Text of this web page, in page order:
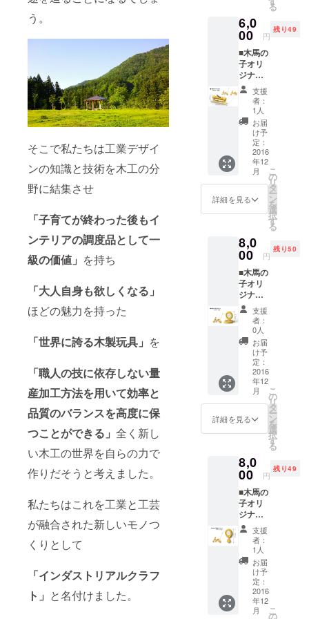
う。
そこで私たちは工業デザイ
ンの知識と技術を木工の分
野に結集させ
「子育てが終わった後もイ
ンテリアの調度品として一
級の価値」 を持ち
「大人自身も欲しくなる」
ほどの魅力を持った
「世界に誇る木製玩具」 を
「職人の技に依存しない量
産加工方法を用いて効率と
品質のバランスを高度に保
つことができる」 全く新し
い木工の世界を自らの力で
作りだそうと考えました。
私たちはこれを工業と工芸
が融合された新しいモノつ
くりとして
「インダストリアルクラフ
ト」 と名付けました。
注）す
べての
お届け
は新工
場立ち
上げ後
となり
ます。
ご了承
くださ
い。
ご要望
があれ
の方の
名前な
ども刻
印でき
ます。
（別途
手間代
１００
０円か
かりま
す）材
料は秩
父産の
ヒノキ
べての
お届け
は新工
場立ち
上げ後
となり
ます。
ご了承
くださ
い。
オリジ
ナル
グッズ
です。
今回の
プロ
ジェク
ト用に
特別に
制作さ
れるも
ので一
品ごと
MOKU
BANOK
Oロゴと
ます。
ご要望
ば支援
の方の
名前な
ども刻
印でき
ます。
（別途
手間代
１００
０円か
かりま
す）材
料は秩
父産の
注）す
べての
お届け
は新工
場立ち
上げ後
となり
ます。
ご了承
くださ
い。
る
6,0
00 円
残り49
■木馬の
子オリ
ジナル
コレク
ション
木馬の
子 ペン
立て
H 120
ｍｍ 木
馬の子
に使わ
れてい
るパー
ツで作
ナル
グッズ
です。
今回の
プロ
ジェク
ト用に
特別に
制作さ
れるも
ので一
品ごと
MOKU
BANOK
Oロゴと
作者の
ご要望
があれ
の方の
名前な
ども刻
印でき
ます。
（別途
手間代
１００
０円か
かりま
す）材
支援
者：
1人
お届
け予
定：
2016
年12
月
詳細を見る
こ
の
リ
タ
ー
ン
を
選
択
す
る
8,0
00 円
残り50
■木馬の
子オリ
ジナル
コレク
ション
木馬の
子卓上
クロッ
ク H
175 ｍ
の子に
使われ
ている
パーツ
リジナ
ルグッ
ズで
す。今
回のプ
ロジェ
クト用
に特別
に制作
される
もので
一品ご
とに
MOKU
BANOK
支援
者：
0人
お届
け予
定：
2016
年12
月
詳細を見る
こ
の
リ
タ
ー
ン
を
選
択
す
る
8,0
00 円
残り49
■木馬の
子オリ
ジナル
コレク
ション
木馬の
子壁掛
けク
ロック
H 200
ｍｍ 木
馬の子
支援
者：
1人
お届
け予
定：
2016
年12
月
こ
の